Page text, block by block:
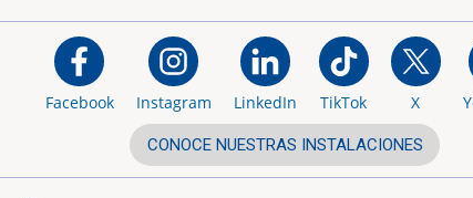
Facebook Instagram LinkedIn TikTok X
CONOCE NUESTRAS INSTALACIONES